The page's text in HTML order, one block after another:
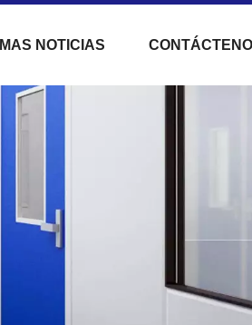
NOTICIAS